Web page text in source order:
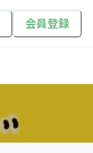
会員登録